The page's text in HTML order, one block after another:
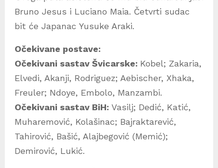
Bruno Jesus i Luciano Maia. Četvrti sudac
bit će Japanac Yusuke Araki.
Očekivane postave:
Očekivani sastav Švicarske: Kobel; Zakaria,
Elvedi, Akanji, Rodriguez; Aebischer, Xhaka,
Freuler; Ndoye, Embolo, Manzambi.
Očekivani sastav BiH: Vasilj; Dedić, Katić,
Muharemović, Kolašinac; Bajraktarević,
Tahirović, Bašić, Alajbegović (Memić);
Demirović, Lukić.